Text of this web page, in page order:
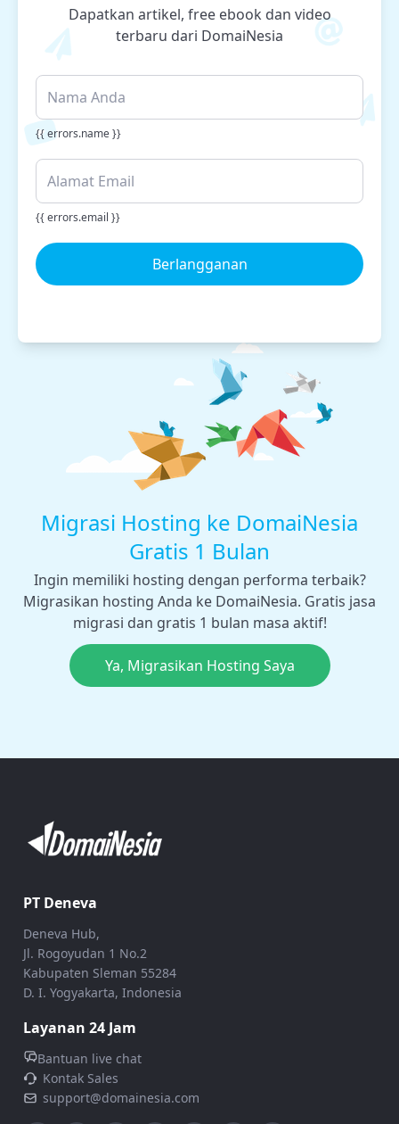
Dapatkan artikel, free ebook dan video
terbaru dari DomaiNesia
{{ errors.name }}
{{ errors.email }}
Berlangganan
Migrasi Hosting ke DomaiNesia
Gratis 1 Bulan
Ingin memiliki hosting dengan performa terbaik?
Migrasikan hosting Anda ke DomaiNesia. Gratis jasa
migrasi dan gratis 1 bulan masa aktif!
Ya, Migrasikan Hosting Saya
PT Deneva
Deneva Hub,
Jl. Rogoyudan 1 No.2
Kabupaten Sleman 55284
D. I. Yogyakarta, Indonesia
Layanan 24 Jam
Bantuan live chat
Kontak Sales
support@domainesia.com